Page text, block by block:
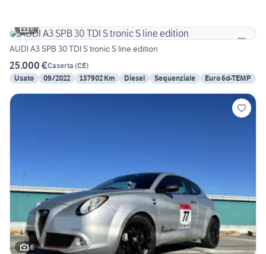
6
AUDI A3 SPB 30 TDI S tronic S line edition
25.000 €Caserta (CE)
Usato
09/2022 137902 Km Diesel Sequenziale Euro 6d-TEMP
6